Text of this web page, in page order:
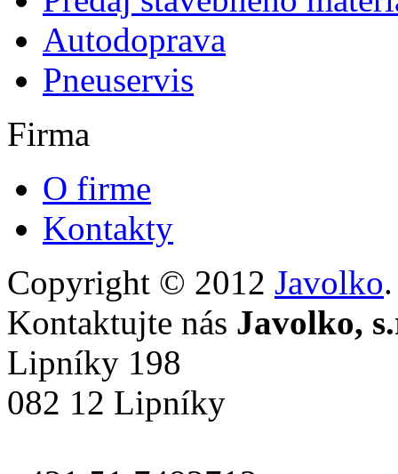
Autodoprava
Pneuservis
Firma
O firme
Kontakty
Copyright © 2012 Javolko
Kontaktujte nás Javolko,
Lipníky 198
082 12 Lipníky